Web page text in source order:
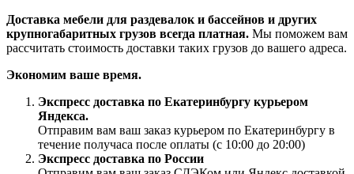
Доставка мебели для раздевалок и бассейнов и других
крупногабаритных грузов всегда платная. Мы поможем вам
рассчитать стоимость доставки таких грузов до вашего адреса.
Экономим ваше время.
Экспресс доставка по Екатеринбургу курьером
Яндекса.
Отправим вам ваш заказ курьером по Екатеринбургу в
течение получаса после оплаты (с 10:00 до 20:00)
Экспресс доставка по России